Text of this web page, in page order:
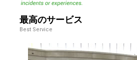
最高のサービス
Best Service